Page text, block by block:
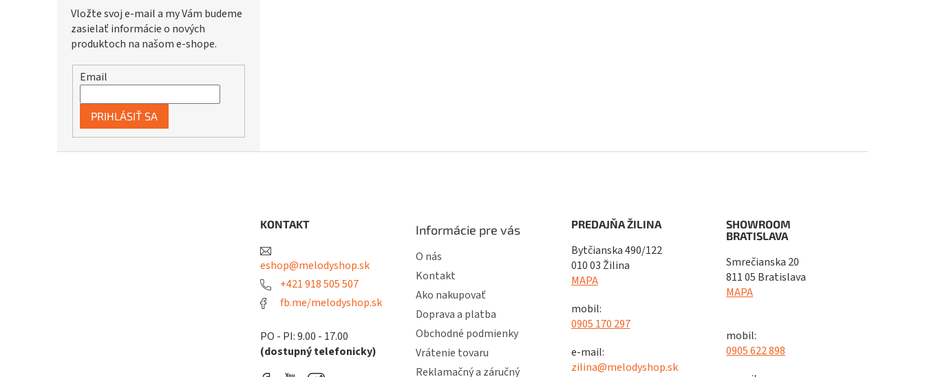
Vložte svoj e-mail a my Vám budeme
zasielať informácie o nových
produktoch na našom e-shope.
Email
PRIHLÁSIŤ SA
KONTAKT
eshop@melodyshop.sk
+421 918 505 507
fb.me/melodyshop.sk
PO - PI: 9.00 - 17.00
(dostupný telefonicky)
Informácie pre vás
O nás
Kontakt
Ako nakupovať
Doprava a platba
Obchodné podmienky
Vrátenie tovaru
Reklamačný a záručný
PREDAJŇA ŽILINA
Bytčianska 490/122
010 03 Žilina
MAPA
mobil:
0905 170 297
e-mail:
zilina@melodyshop.sk
SHOWROOM
BRATISLAVA
Smrečianska 20
811 05 Bratislava
MAPA
mobil:
0905 622 898